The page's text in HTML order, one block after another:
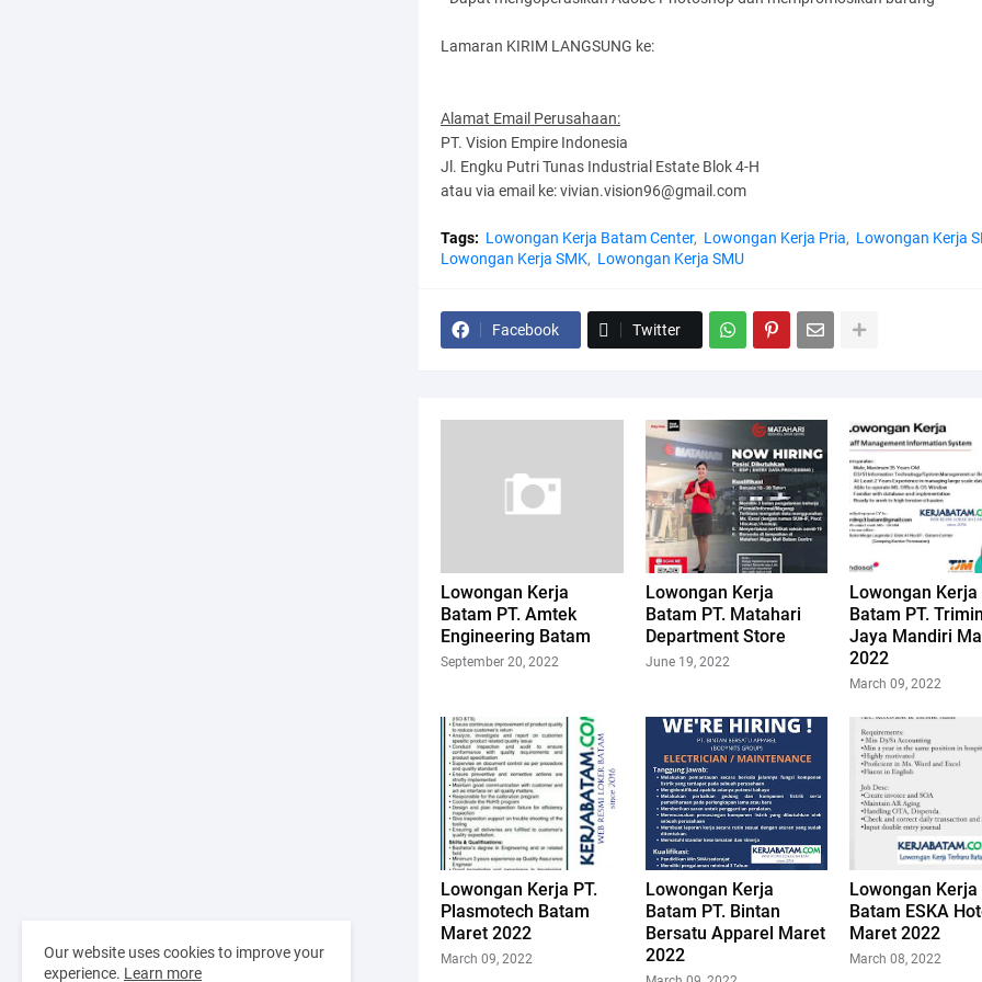
Lamaran KIRIM LANGSUNG ke:
Alamat Email Perusahaan:
PT. Vision Empire Indonesia
Jl. Engku Putri Tunas Industrial Estate Blok 4-H
atau via email ke: vivian.vision96@gmail.com
Tags: Lowongan Kerja Batam Center Lowongan Kerja Pria
Lowongan Kerja
Lowongan Kerja SMK
Lowongan Kerja SMU
Facebook Twitter
Lowongan Kerja
Batam PT. Amtek
Engineering Batam
September 20, 2022
Lowongan Kerja
Batam PT. Matahari
Department Store
June 19, 2022
Lowongan Kerja
Batam PT.
Jaya Mandiri
2022
March 09, 2022
Lowongan Kerja PT.
Plasmotech Batam
Maret 2022
March 09, 2022
Lowongan Kerja
Batam PT. Bintan
Bersatu Apparel Maret
2022
Lowongan Kerja
Batam ESKA
Maret 2022
March 08, 2022
Our website uses cookies to improve your
experience. Learn more